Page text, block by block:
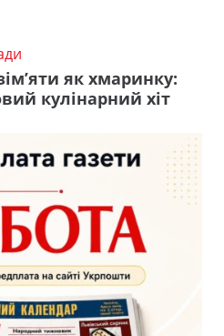
як хмаринку:
кулінарний хіт